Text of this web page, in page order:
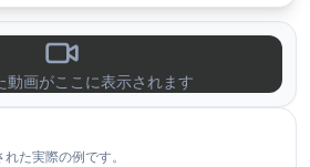
動画がここに表示されます
た実際の例です。